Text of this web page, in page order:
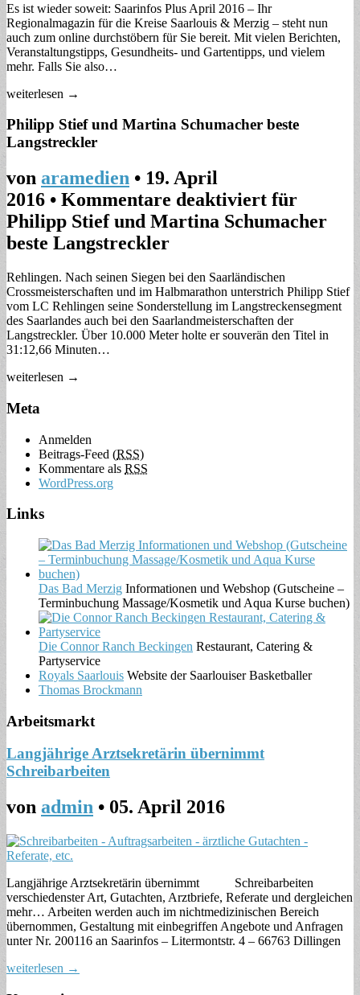
Es ist wieder soweit: Saarinfos Plus April 2016 – Ihr
Regionalmagazin für die Kreise Saarlouis & Merzig – steht nun
auch zum online durchstöbern für Sie bereit. Mit vielen Berichten,
Veranstaltungstipps, Gesundheits- und Gartentipps, und vielem
mehr. Falls Sie also…
weiterlesen →
Philipp Stief und Martina Schumacher beste
Langstreckler
von aramedien • 19. April
2016 • Kommentare deaktiviert für
Philipp Stief und Martina Schumacher
beste Langstreckler
Rehlingen. Nach seinen Siegen bei den Saarländischen
Crossmeisterschaften und im Halbmarathon unterstrich Philipp Stief
vom LC Rehlingen seine Sonderstellung im Langstreckensegment
des Saarlandes auch bei den Saarlandmeisterschaften der
Langstreckler. Über 10.000 Meter holte er souverän den Titel in
31:12,66 Minuten…
weiterlesen →
Meta
Anmelden
Beitrags-Feed (RSS)
Kommentare als RSS
WordPress.org
Links
Das Bad Merzig Informationen und Webshop (Gutscheine –
Terminbuchung Massage/Kosmetik und Aqua Kurse buchen)
Die Connor Ranch Beckingen Restaurant, Catering &
Partyservice
Royals Saarlouis Website der Saarlouiser Basketballer
Thomas Brockmann
Arbeitsmarkt
Langjährige Arztsekretärin übernimmt
Schreibarbeiten
von admin • 05. April 2016
Langjährige Arztsekretärin übernimmt Schreibarbeiten
verschiedenster Art, Gutachten, Arztbriefe, Referate und dergleichen
mehr… Arbeiten werden auch im nichtmedizinischen Bereich
übernommen, Gestaltung mit einbegriffen Angebote und Anfragen
unter Nr. 200116 an Saarinfos – Litermontstr. 4 – 66763 Dillingen
weiterlesen →